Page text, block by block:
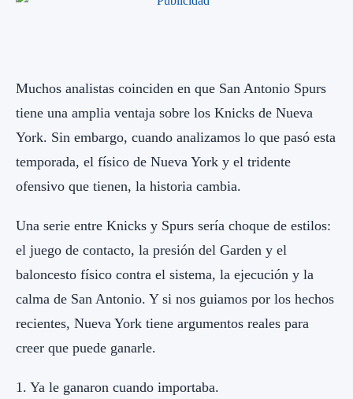
Muchos analistas coinciden en que San Antonio Spurs
tiene una amplia ventaja sobre los Knicks de Nueva
York. Sin embargo, cuando analizamos lo que pasó esta
temporada, el físico de Nueva York y el tridente
ofensivo que tienen, la historia cambia.
Una serie entre Knicks y Spurs sería choque de estilos:
el juego de contacto, la presión del Garden y el
baloncesto físico contra el sistema, la ejecución y la
calma de San Antonio. Y si nos guiamos por los hechos
recientes, Nueva York tiene argumentos reales para
creer que puede ganarle.
1. Ya le ganaron cuando importaba.